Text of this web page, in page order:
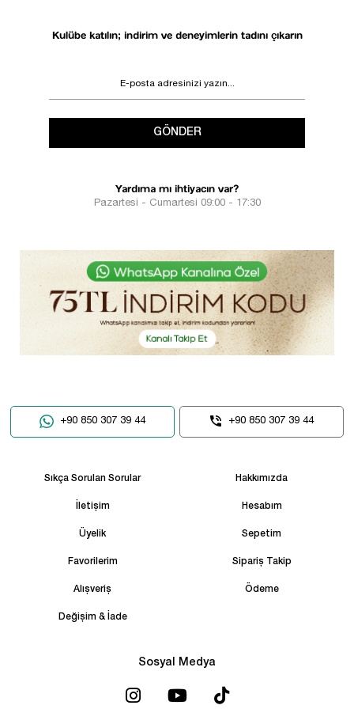
Kulübe katılın; indirim ve deneyimlerin tadını çıkarın
GÖNDER
Yardıma mı ihtiyacın var?
Pazartesi - Cumartesi 09:00 - 17:30
+90 850 307 39 44 +90 850 307 39 44
Sıkça Sorulan Sorular Hakkımızda
İletişim Hesabım
Üyelik Sepetim
Favorilerim Sipariş Takip
Alışveriş Ödeme
Değişim & İade
Sosyal Medya